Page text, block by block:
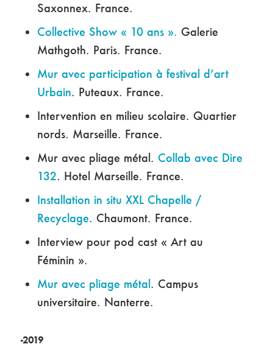
Saxonnex. France.
Collective Show « 10 ans ». Galerie
Mathgoth. Paris. France.
Mur avec participation à festival d’art
Urbain. Puteaux. France.
Intervention en milieu scolaire. Quartier
nords. Marseille. France.
Mur avec pliage métal. Collab avec Dire
132. Hotel Marseille. France.
Installation in situ XXL Chapelle /
Recyclage. Chaumont. France.
Interview pour pod cast « Art au
Féminin ».
Mur avec pliage métal. Campus
universitaire. Nanterre.
-2019